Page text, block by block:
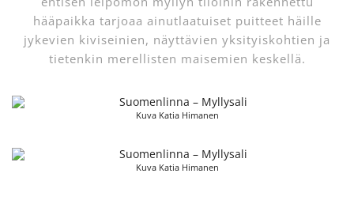
hääpaikka tarjoaa ainutlaatuiset puitteet häille
jykevien kiviseinien, näyttävien yksityiskohtien ja
tietenkin merellisten maisemien keskellä.
Kuva Katia Himanen
Kuva Katia Himanen